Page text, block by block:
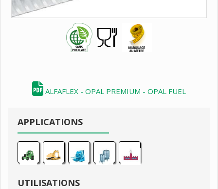
ALFAFLEX - OPAL PREMIUM - OPAL FUEL
APPLICATIONS
UTILISATIONS